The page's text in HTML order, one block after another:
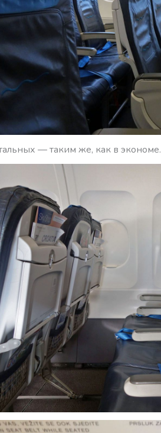
— таким же, как в экономе.